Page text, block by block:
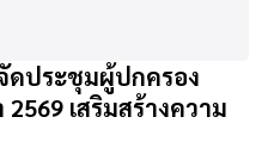
ดประชุมผู้ปกครอง
เสริมสร้างความ